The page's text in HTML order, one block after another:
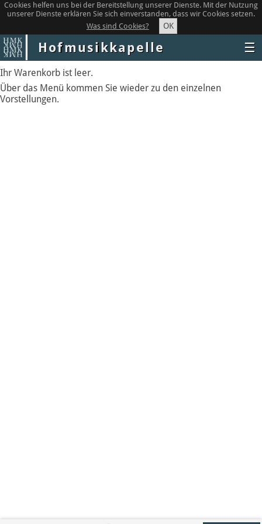
Cookies helfen uns bei der Bereitstellung unserer Dienste. Mit der Nutzung
unserer Dienste erklären Sie sich einverstanden, dass wir Cookies setzen.
Was sind Cookies?
OK
Hofmusikkapelle ☰
Ihr Warenkorb ist leer.
Über das Menü kommen Sie wieder zu den einzelnen
Vorstellungen.